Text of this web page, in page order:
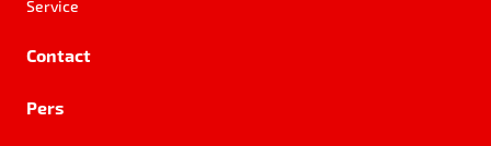
Service
Contact
Pers